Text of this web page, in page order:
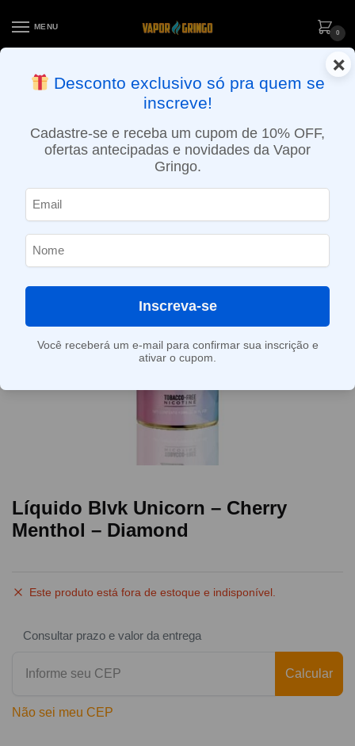
MENU
0
ENTREGA NO MESMO DIA EM SÃO PAULO (SEG A SEX): PEDIDOS
APROVADOS ATÉ 15:30 VIA MOTOBOY
Líquido Blvk Unicorn – Cherry
Menthol – Diamond
Este produto está fora de estoque e indisponível.
Consultar prazo e valor da entrega
Calcular
Não sei meu CEP
×
Desconto exclusivo só pra quem se
inscreve!
Cadastre-se e receba um cupom de 10% OFF,
ofertas antecipadas e novidades da Vapor
Gringo.
Inscreva-se
Você receberá um e-mail para confirmar sua inscrição e
ativar o cupom.